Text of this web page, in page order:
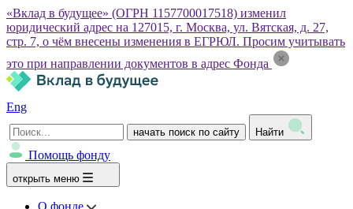
«Вклад в будущее» (ОГРН 1157700017518) изменил
юридический адрес на 127015, г. Москва, ул. Вятская, д. 27,
стр. 7, о чём внесены изменения в ЕГРЮЛ. Просим учитывать
это при направлении документов в адрес Фонда
Eng
начать поиск по сайту Найти
Помощь фонду
открыть меню
О фонде